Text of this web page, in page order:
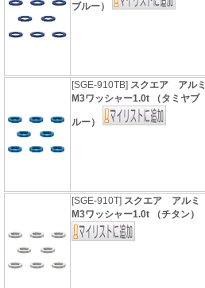
ブルー）
[SGE-910TB] スクエア アルミ
M3ワッシャー1.0t （タミヤブ
ルー）
[SGE-910T] スクエア アルミ
M3ワッシャー1.0t （チタン）